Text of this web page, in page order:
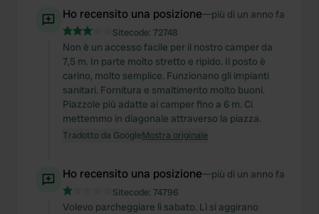
our social media, advertising and analytics partners who
may combine it with other information that you’ve
provided to them or that they’ve collected from your use
of their services.
Ho recensito una posizione—più di un anno fa
Sitecode: 72748
Non è un accesso facile per il nostro camper da
7,5 m. In parte molto stretto e ripido. Il posto è
carino, molto semplice. Funzionano gli impianti
sanitari. Fornitura e smaltimento molto buoni.
Piazzole più adatte ai camper fino a 6 m. Ci
mettemmo in diagonale attraverso la piazza.
Tradotto da GoogleMostra originale
Ho recensito una posizione—più di un anno fa
Sitecode: 74796
Volevo parcheggiare lì sabato. Lì si aggirano